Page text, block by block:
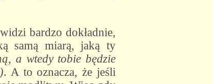
bardzo dokładnie,
samą miarą, jaką ty
a wtedy tobie będzie
. A to oznacza, że jeśli